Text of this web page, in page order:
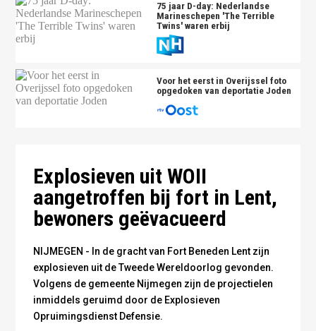
75 jaar D-day: Nederlandse
Marineschepen 'The Terrible
Twins' waren erbij
Voor het eerst in Overijssel foto
opgedoken van deportatie Joden
Explosieven uit WOII
aangetroffen bij fort in Lent,
bewoners geëvacueerd
NIJMEGEN - In de gracht van Fort Beneden Lent zijn
explosieven uit de Tweede Wereldoorlog gevonden.
Volgens de gemeente Nijmegen zijn de projectielen
inmiddels geruimd door de Explosieven
Opruimingsdienst Defensie.